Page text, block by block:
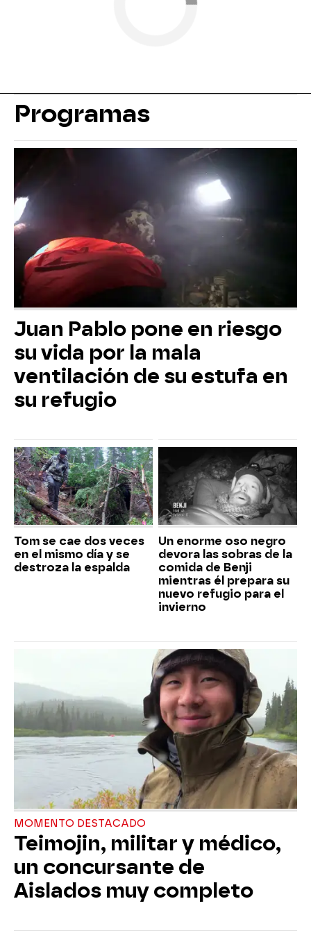
Programas
Juan Pablo pone en riesgo
su vida por la mala
ventilación de su estufa en
su refugio
Tom se cae dos veces
en el mismo día y se
destroza la espalda
Un enorme oso negro
devora las sobras de la
comida de Benji
mientras él prepara su
nuevo refugio para el
invierno
MOMENTO DESTACADO
Teimojin, militar y médico,
un concursante de
Aislados muy completo